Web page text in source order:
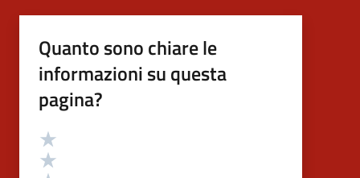
Quanto sono chiare le
informazioni su questa
pagina?
Valutazione